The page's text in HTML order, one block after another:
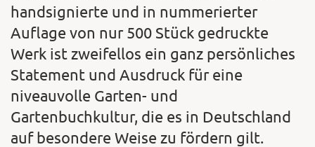
handsignierte und in nummerierter
Auflage von nur 500 Stück gedruckte
Werk ist zweifellos ein ganz persönliches
Statement und Ausdruck für eine
niveauvolle Garten- und
Gartenbuchkultur, die es in Deutschland
auf besondere Weise zu fördern gilt.